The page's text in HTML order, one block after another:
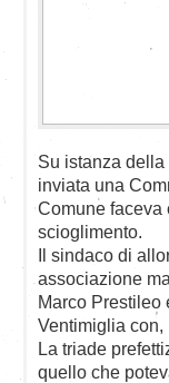
Su istanza
inviata una
Comune faceva
scioglimento.
Il sindaco di
associazione
Marco Prestileo
Ventimiglia
La triade
quello che